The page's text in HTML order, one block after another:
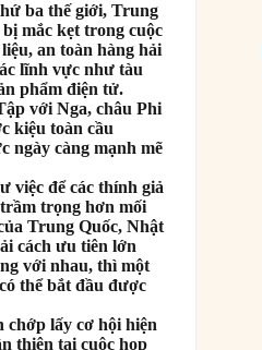
ba thế giới, Trung
mắc kẹt trong cuộc
an toàn hàng hải
lĩnh vực như tàu
phẩm điện tử.
với Nga, châu Phi
kiệu toàn cầu
ngày càng mạnh mẽ
việc để các thính giả
trọng hơn mối
Trung Quốc, Nhật
cách ưu tiên lớn
với nhau, thì một
thể bắt đầu được
chớp lấy cơ hội hiện
thiện tại cuộc họp